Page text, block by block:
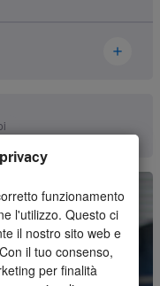
C0
funzionamento
l'utilizzo. Questo ci
il nostro sito web e
il tuo consenso,
per finalità